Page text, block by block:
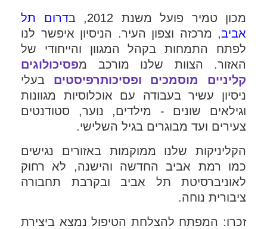
מכון טמיר פועל משנת 2012, ב
דרום תל
אביב, מרכזה וצפון העיר. הניסיון איפשר לנו
לפתח התמחות בקהל המגוון והייחודי של
האזור. הצוות שלנו מורכב מפסיכולוגים
קליניים מוסמכים ופסיכותרפיסטים בעלי
ניסיון עשיר בעבודה עם אוכלוסיות מגוונות
וגילאים שונים - מילדים, נוער, סטודנטים
צעירים ועד מבוגרים בגיל השלישי.
הקליניקות שלנו ממוקמות באזורים נגישים
כמו רמת אביב החדשה והישנה, לא רחוק
לאוניברסיטת תל אביב ובקרבת תחבורה
ציבורית נוחה.
זכרו: המפתח להצלחת הטיפול נמצא ביצירת